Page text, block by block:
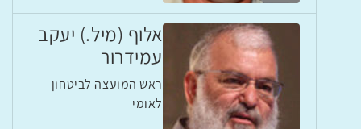
אלוף (מיל.) יעקב
עמידרור
ראש המועצה לביטחון
לאומי